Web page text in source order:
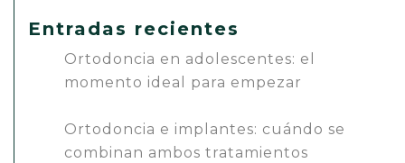
Entradas recientes
Ortodoncia en adolescentes: el
momento ideal para empezar
Ortodoncia e implantes: cuándo se
combinan ambos tratamientos